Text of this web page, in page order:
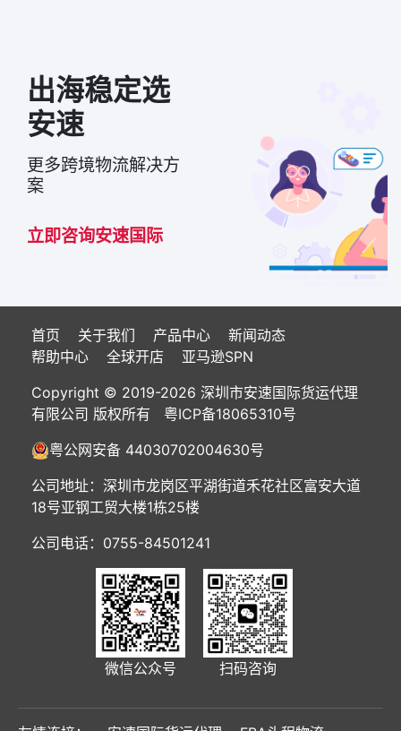
出海稳定选
安速
更多跨境物流解决方
案
立即咨询安速国际
首页 关于我们 产品中心
新闻动态
帮助中心
全球开店
亚马逊SPN
Copyright © 2019-2026 深圳市安速国际货运代理
有限公司 版权所有 粤ICP备18065310号
粤公网安备 44030702004630号
公司地址：深圳市龙岗区平湖街道禾花社区富安大道
18号亚钢工贸大楼1栋25楼
公司电话：0755-84501241
微信公众号 扫码咨询